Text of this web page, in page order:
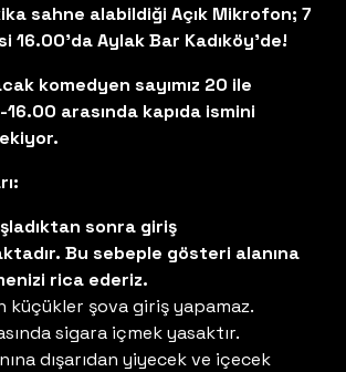
sahne alabildiği Açık Mikrofon; 7
16.00’da Aylak Bar Kadıköy’de!
komedyen sayımız 20 ile
16.00 arasında kapıda ismini
sonra giriş
Bu sebeple gösteri alanına
rica ederiz.
küçükler şova giriş yapamaz.
sigara içmek yasaktır.
dışarıdan yiyecek ve içecek